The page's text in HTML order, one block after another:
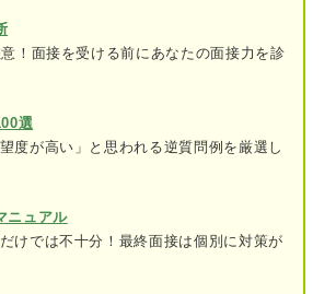
④どのように対処したか
人」の面接での回答例文
②時間にルーズな人
！面接を受ける前にあなたの面接力を診
選
度が高い」と思われる逆質問例を厳選し
ニュアル
けでは不十分！最終面接は個別に対策が